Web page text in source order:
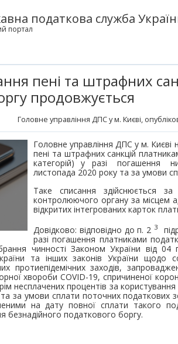
податкова служба
портал
пені та штрафних
продовжується
Головне управління ДПС у м. Києві,
Головне управління ДПС у м. Києві
пені та штрафних санкцій
категорій) у разі погашення
листопада 2020 року та за умови
Таке списання здійснюється
контролюючого органу за місцем
відкритих інтегрованих карток
Довідково: відповідно до п. 2 3
разі погашення платниками
чинності Законом України від
та інших законів України щодо
протиепідемічних заходів,
хвороби COVID-19, спричиненої
несплачених процентів за
за умови сплати поточних податкових
на дату повної сплати такого
безнадійного податкового боргу.